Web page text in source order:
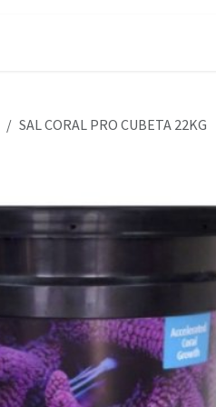
SAL CORAL PRO CUBETA 22KG